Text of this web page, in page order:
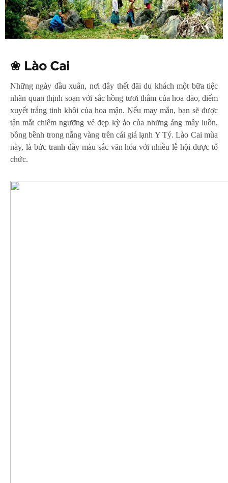
❀ Lào Cai
Những ngày đầu xuân, nơi đây thết đãi du khách một bữa tiệc
nhãn quan thịnh soạn với sắc hồng tươi thắm của hoa đào, điểm
xuyết trắng tinh khôi của hoa mận. Nếu may mắn, bạn sẽ được
tận mắt chiêm ngưỡng vẻ đẹp kỳ ảo của những áng mây luồn,
bồng bềnh trong nắng vàng trên cái giá lạnh Y Tý. Lào Cai mùa
này, là bức tranh đầy màu sắc văn hóa với nhiều lễ hội được tổ
chức.